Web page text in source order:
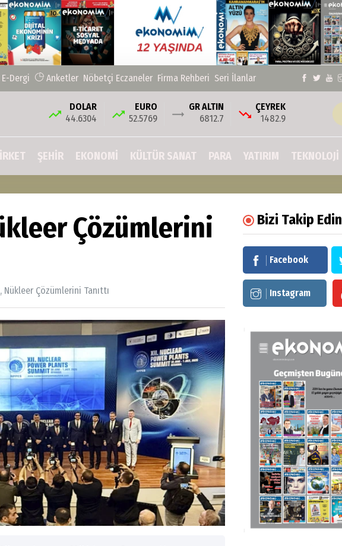
E-Dergi Anketler Nöbetçi Eczaneler Firma Rehberi Seri İlanlar
DOLAR
44.6304
EURO
52.5769
GR ALTIN
6812.7
ÇEYREK
1482.9
ŞEHIR EKONOMİ KÜLTÜR SANAT PARA YATIRIM TEKNOLOJİ
Çözümlerini
Nükleer Çözümlerini Tanıttı
Bizi Takip Edin
Facebook
Instagram